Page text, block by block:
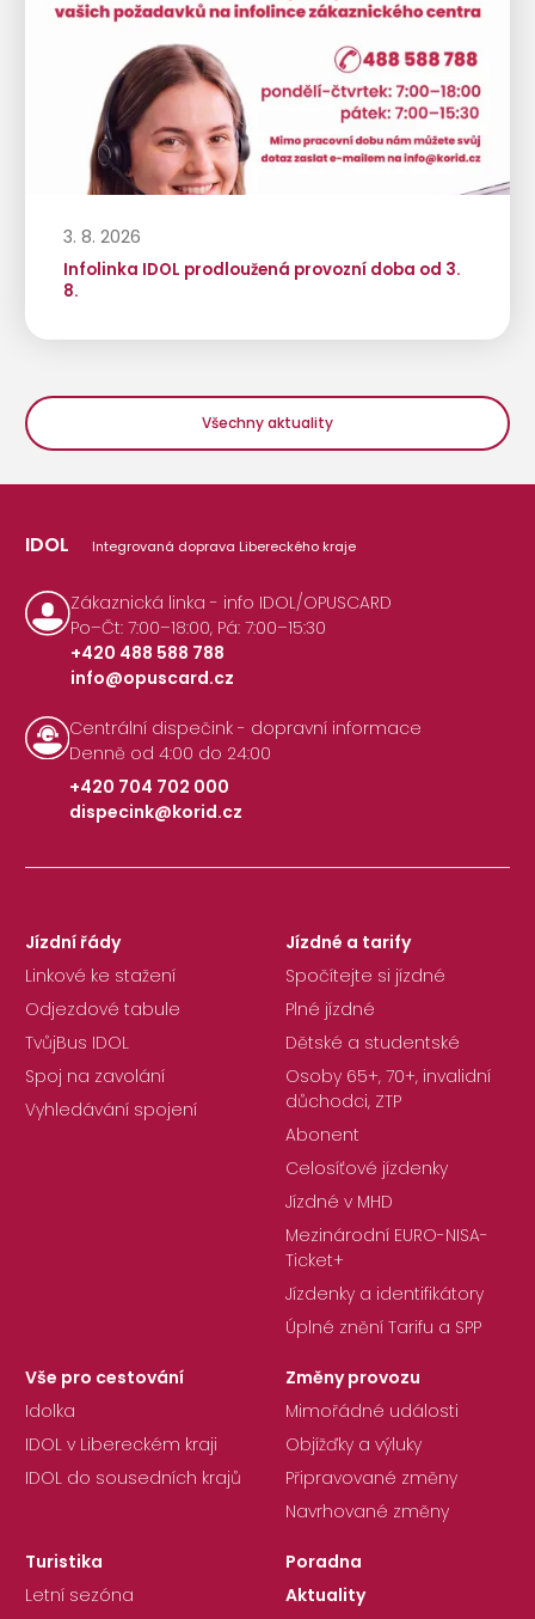
3. 8. 2026
Infolinka IDOL prodloužená provozní doba od 3.
8.
Všechny aktuality
IDOL Integrovaná doprava Libereckého kraje
Zákaznická linka - info IDOL/OPUSCARD
Po–Čt: 7:00–18:00, Pá: 7:00–15:30
+420 488 588 788
|
info@opuscard.cz
Centrální dispečink - dopravní informace
Denně od 4:00 do 24:00
+420 704 702 000
|
dispecink@korid.cz
Jízdní řády
Linkové ke stažení
Odjezdové tabule
TvůjBus IDOL
Spoj na zavolání
Vyhledávání spojení
Jízdné a tarify
Spočítejte si jízdné
Plné jízdné
Dětské a studentské
Osoby 65+, 70+, invalidní
důchodci, ZTP
Abonent
Celosíťové jízdenky
Jízdné v MHD
Mezinárodní EURO-NISA-
Ticket+
Jízdenky a identifikátory
Úplné znění Tarifu a SPP
Vše pro cestování
Idolka
IDOL v Libereckém kraji
IDOL do sousedních krajů
Změny provozu
Mimořádné události
Objížďky a výluky
Připravované změny
Navrhované změny
Turistika
Letní sezóna
Poradna
Aktuality